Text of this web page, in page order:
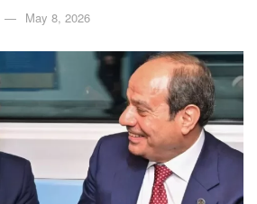
May 8, 2026